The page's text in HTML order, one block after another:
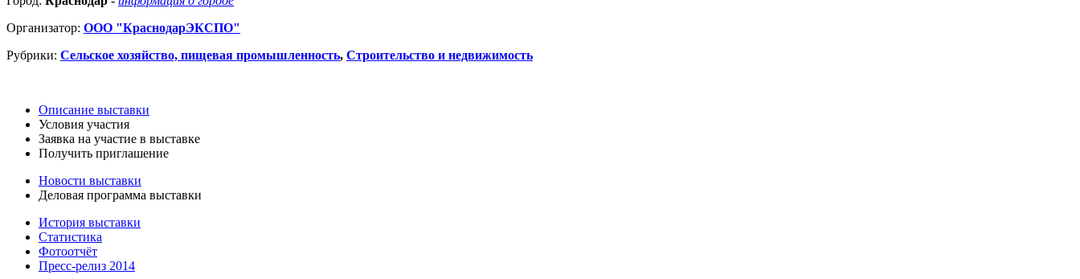
Организатор: ООО "КраснодарЭКСПО"
Рубрики: Сельское хозяйство, пищевая промышленность, Строительство и недвижимость
Описание выставки
Условия участия
Заявка на участие в выставке
Получить приглашение
Новости выставки
Деловая программа выставки
История выставки
Статистика
Фотоотчёт
Пресс-релиз 2014